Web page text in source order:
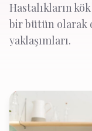
Hastalıkların
bir bütün olarak
yaklaşımları.